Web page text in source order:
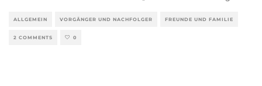
ALLGEMEIN VORGÄNGER UND NACHFOLGER FREUNDE UND FAMILIE
2 COMMENTS 0